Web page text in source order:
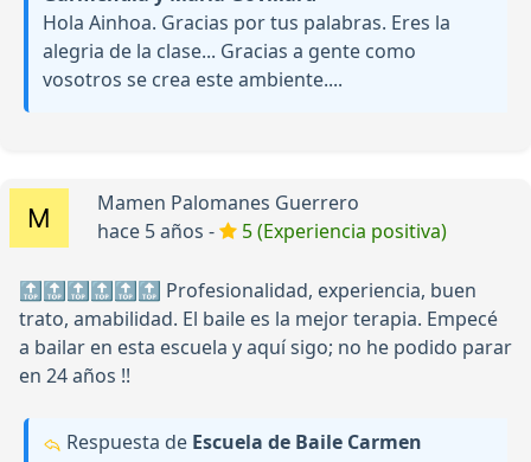
Hola Ainhoa. Gracias por tus palabras. Eres la
alegria de la clase... Gracias a gente como
vosotros se crea este ambiente....
Mamen Palomanes Guerrero
hace 5 años -
5 (Experiencia positiva)
🔝🔝🔝🔝🔝🔝 Profesionalidad, experiencia, buen
trato, amabilidad. El baile es la mejor terapia. Empecé
a bailar en esta escuela y aquí sigo; no he podido parar
en 24 años !!
Respuesta de Escuela de Baile Carmen